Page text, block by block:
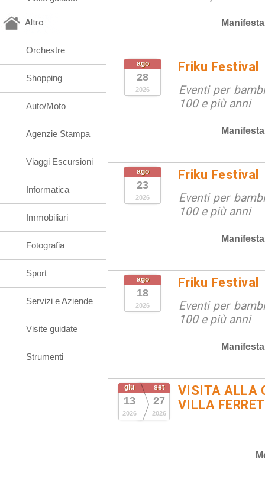
ago
28
2026
Friku Festival
Eventi per
100 e più anni
ago
23
2026
Friku Festival
Eventi per
100 e più anni
ago
18
2026
Friku Festival
Eventi per
100 e più anni
giu
13
2026
set
27
2026
VISITA ALLA
VILLA
Altro
Orchestre
Shopping
Auto/Moto
Agenzie Stampa
Viaggi Escursioni
Informatica
Immobiliari
Fotografia
Sport
Servizi e Aziende
Visite guidate
Strumenti